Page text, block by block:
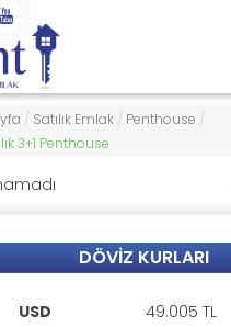
/ Satılık Emlak / Penthouse /
3+1 Penthouse
DÖVIZ KURLARI
USD
49.005 TL